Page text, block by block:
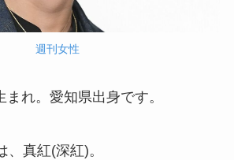
週刊女性
れ。愛知県出身です。
、真紅(深紅)。